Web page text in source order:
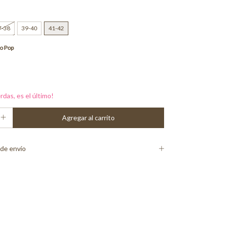
38 39-40 41-42
Pop
es el último!
envío